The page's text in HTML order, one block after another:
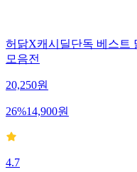
허닭X캐시딜단독 베스트
모음전
20,250원
26%14,900원
4.7